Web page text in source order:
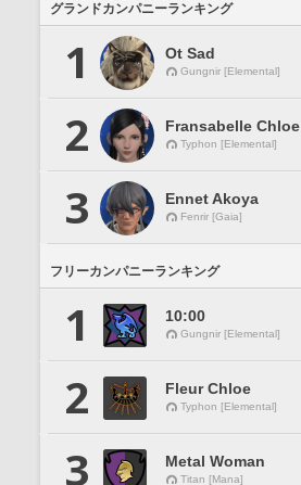
グランドカンパニーランキング
1 Ot Sad
Gungnir [Elemental]
2 Fransabelle Chloe
Typhon [Elemental]
3 Ennet Akoya
Fenrir [Gaia]
フリーカンパニーランキング
1 10:00
Gungnir [Elemental]
2 Fleur Chloe
Typhon [Elemental]
3 Metal Woman
Titan [Mana]